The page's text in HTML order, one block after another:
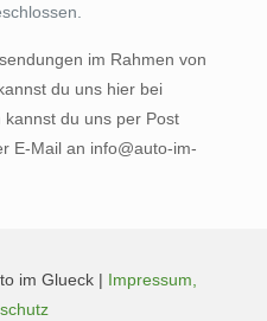
im Rahmen von
du uns hier bei
du uns per Post
E-Mail an info@auto-im-
im Glueck | Impressum,